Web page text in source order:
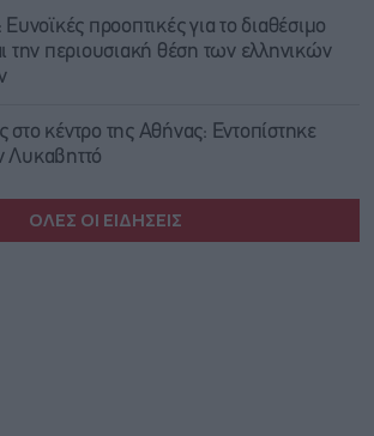
προοπτικές για το διαθέσιμο
την περιουσιακή θέση των ελληνικών
στο κέντρο της Αθήνας: Εντοπίστηκε
Λυκαβηττό
ΟΛΕΣ ΟΙ ΕΙΔΗΣΕΙΣ